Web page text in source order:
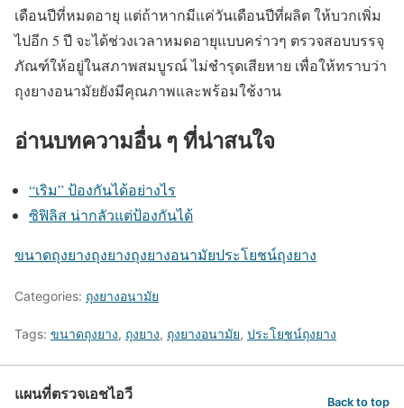
เดือนปีที่หมดอายุ แต่ถ้าหากมีแค่วันเดือนปีที่ผลิต ให้บวกเพิ่ม
ไปอีก 5 ปี จะได้ช่วงเวลาหมดอายุแบบคร่าวๆ ตรวจสอบบรรจุ
ภัณฑ์ให้อยู่ในสภาพสมบูรณ์ ไม่ชำรุดเสียหาย เพื่อให้ทราบว่า
ถุงยางอนามัยยังมีคุณภาพและพร้อมใช้งาน
อ่านบทความอื่น ๆ ที่น่าสนใจ
“เริม” ป้องกันได้อย่างไร
ซิฟิลิส น่ากลัวแต่ป้องกันได้
ขนาดถุงยางถุงยางถุงยางอนามัยประโยชน์ถุงยาง
Categories: ถุงยางอนามัย
Tags: ขนาดถุงยาง, ถุงยาง, ถุงยางอนามัย, ประโยชน์ถุงยาง
แผนที่ตรวจเอชไอวี Back to top